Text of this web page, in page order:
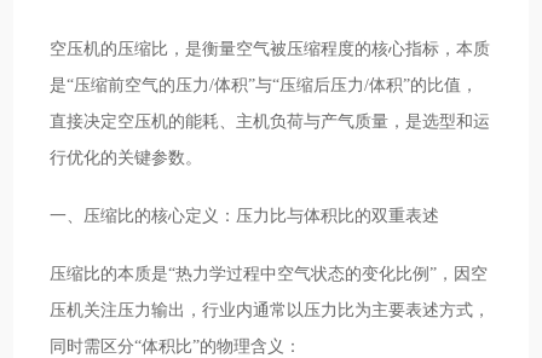
空压机的压缩比，是衡量空气被压缩程度的核心指标，本质
是“压缩前空气的压力/体积”与“压缩后压力/体积”的比值，
直接决定空压机的能耗、主机负荷与产气质量，是选型和运
行优化的关键参数。
一、压缩比的核心定义：压力比与体积比的双重表述
压缩比的本质是“热力学过程中空气状态的变化比例”，因空
压机关注压力输出，行业内通常以压力比为主要表述方式，
同时需区分“体积比”的物理含义：